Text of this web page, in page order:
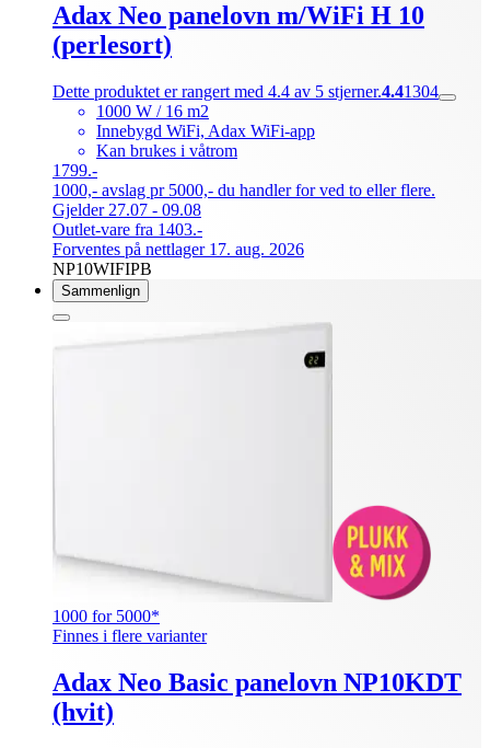
Adax Neo panelovn m/WiFi H 10
(perlesort)
Dette produktet er rangert med 4.4 av 5 stjerner.4.41304
1000 W / 16 m2
Innebygd WiFi, Adax WiFi-app
Kan brukes i våtrom
1799.-
1000,- avslag pr 5000,- du handler for ved to eller flere.
Gjelder 27.07 - 09.08
Outlet-vare fra 1403.-
Forventes på nettlager 17. aug. 2026
NP10WIFIPB
Sammenlign
1000 for 5000*
Finnes i flere varianter
Adax Neo Basic panelovn NP10KDT
(hvit)